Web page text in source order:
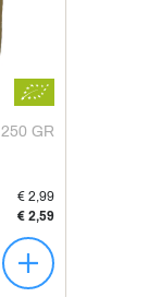
250 GR
€ 2,99
€ 2,59